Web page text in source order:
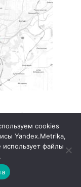
стать
cookies
Yandex.Metrika,
файлы